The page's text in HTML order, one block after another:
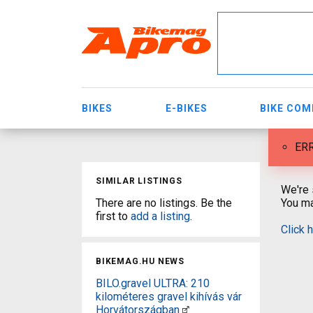
BIKES E-BIKES BIKE
SIMILAR LISTINGS
There are no listings. Be the
first to add a listing.
BIKEMAG.HU NEWS
BILO.gravel ULTRA: 210
kilométeres gravel kihívás vár
Horvátországban
We're
You
Click